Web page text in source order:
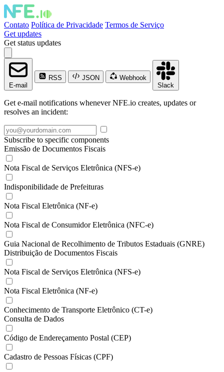
Contato Política de Privacidade Termos de Serviço
Get updates
Get status updates
E-mail
RSS JSON
Webhook
Slack
Get e-mail notifications whenever NFE.io creates, updates or
resolves an incident:
Subscribe to specific components
Emissão de Documentos Fiscais
Nota Fiscal de Serviços Eletrônica (NFS-e)
Indisponibilidade de Prefeituras
Nota Fiscal Eletrônica (NF-e)
Nota Fiscal de Consumidor Eletrônica (NFC-e)
Guia Nacional de Recolhimento de Tributos Estaduais (GNRE)
Distribuição de Documentos Fiscais
Nota Fiscal de Serviços Eletrônica (NFS-e)
Nota Fiscal Eletrônica (NF-e)
Conhecimento de Transporte Eletrônico (CT-e)
Consulta de Dados
Código de Endereçamento Postal (CEP)
Cadastro de Pessoas Físicas (CPF)